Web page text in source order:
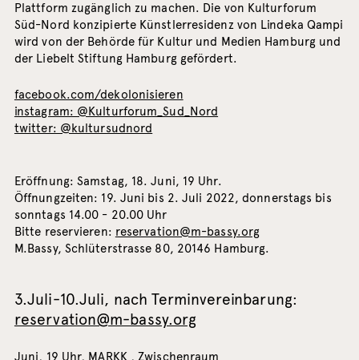
Plattform zugänglich zu machen. Die von Kulturforum
Süd-Nord konzipierte Künstlerresidenz von Lindeka Qampi
wird von der Behörde für Kultur und Medien Hamburg und
der Liebelt Stiftung Hamburg gefördert.
facebook.com/dekolonisieren
instagram: @Kulturforum_Sud_Nord
twitter: @kultursudnord
Eröffnung: Samstag, 18. Juni, 19 Uhr.
Öffnungzeiten: 19. Juni bis 2. Juli 2022, donnerstags bis
sonntags 14.00 - 20.00 Uhr
Bitte reservieren: reservation@m-bassy.org
M.Bassy, Schlüterstrasse 80, 20146 Hamburg.
3.Juli-10.Juli, nach Terminvereinbarung:
reservation@m-bassy.org
Juni, 19 Uhr, MARKK , Zwischenraum